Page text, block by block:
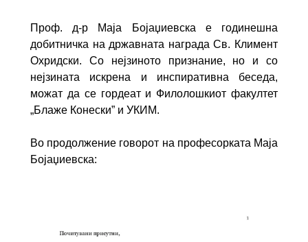
Проф. д-р Маја Бојаџиевска е годинешна
добитничка на државната награда Св. Климент
Охридски. Со нејзиното признание, но и со
нејзината искрена и инспиративна беседа,
можат да се гордеат и Филолошкиот факултет
„Блаже Конески” и УКИМ.
Во продолжение говорот на професорката Маја
Бојаџиевска: